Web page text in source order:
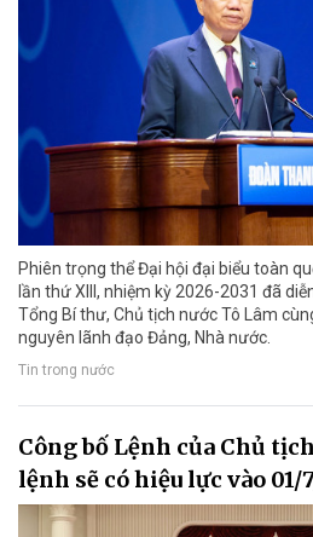
Phiên trọng thể Đại hội đại biểu toàn
lần thứ XIII, nhiệm kỳ 2026-2031 đã
Tổng Bí thư, Chủ tịch nước Tô Lâm
nguyên lãnh đạo Đảng, Nhà nước.
Tin trong nước
Công bố Lệnh của Chủ
lệnh sẽ có hiệu lực vào 01/